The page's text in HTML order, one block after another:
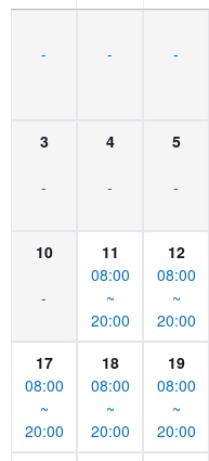
- - -
3
-
4
-
5
-
10
-
11
08:00
~
20:00
12
08:00
~
20:00
17
08:00
~
20:00
18
08:00
~
20:00
19
08:00
~
20:00